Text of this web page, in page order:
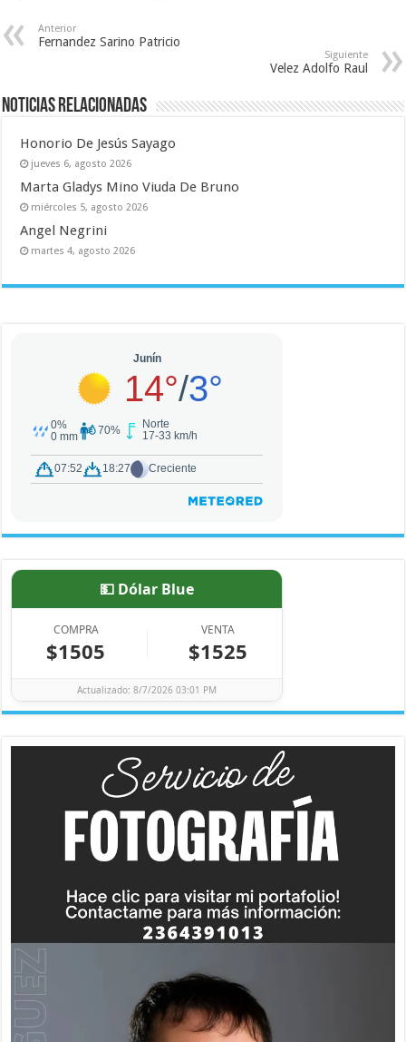
Anterior
Fernandez Sarino Patricio
Siguiente
Velez Adolfo Raul
Noticias relacionadas
Honorio De Jesús Sayago
jueves 6, agosto 2026
Marta Gladys Mino Viuda De Bruno
miércoles 5, agosto 2026
Angel Negrini
martes 4, agosto 2026
💵 Dólar Blue
COMPRA
$1505
VENTA
$1525
Actualizado: 8/7/2026 03:01 PM